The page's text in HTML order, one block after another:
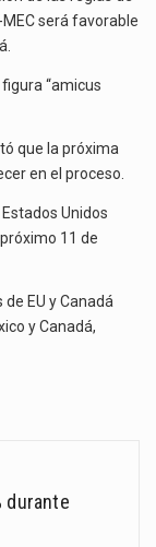
La reforma que reduce la jornada laboral a 40 horas semanales omitió precisar su aplicación…
será favorable
“amicus
que la próxima
en el proceso.
Unidos
11 de
EU y Canadá
y Canadá,
durante